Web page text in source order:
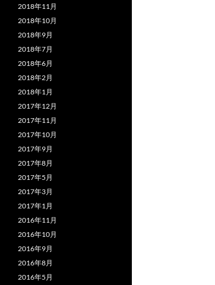
2018年11月
2018年10月
2018年9月
2018年7月
2018年6月
2018年2月
2018年1月
2017年12月
2017年11月
2017年10月
2017年9月
2017年8月
2017年5月
2017年3月
2017年1月
2016年11月
2016年10月
2016年9月
2016年8月
2016年5月